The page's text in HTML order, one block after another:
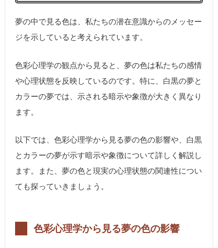
夢の中で見る色は、私たちの潜在意識からのメッセー
ジを示していると考えられています。
色彩心理学の観点から見ると、夢の色は私たちの感情
や心理状態を反映しているのです。特に、白黒の夢と
カラーの夢では、示される暗示や象徴が大きく異なり
ます。
以下では、色彩心理学から見る夢の色の影響や、白黒
とカラーの夢が示す暗示や象徴について詳しく解説し
ます。また、夢の色と現実の心理状態の関連性につい
ても探っていきましょう。
色彩心理学から見る夢の色の影響